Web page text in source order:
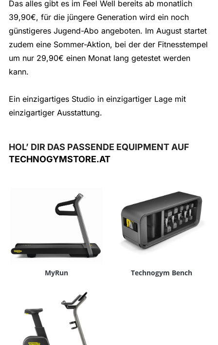
Das alles gibt es im Feel Well bereits ab monatlich
39,90€, für die jüngere Generation wird ein noch
günstigeres Jugend-Abo angeboten. Im August startet
zudem eine Sommer-Aktion, bei der der Fitnesstempel
um nur 29,90€ einen Monat lang getestet werden
kann.
Ein einzigartiges Studio in einzigartiger Lage mit
einzigartiger Ausstattung.
HOL’ DIR DAS PASSENDE EQUIPMENT AUF
TECHNOGYMSTORE.AT
MyRun Technogym Bench